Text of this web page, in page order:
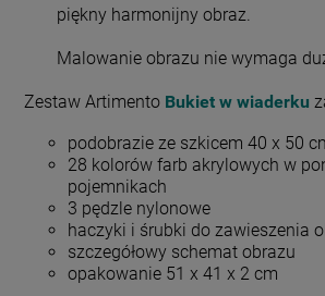
piękny harmonijny obraz.
Malowanie obrazu nie wymaga
Zestaw Artimento Bukiet w wiaderku
podobrazie ze szkicem 40 x 50
28 kolorów farb akrylowych w
pojemnikach
3 pędzle nylonowe
haczyki i śrubki do zawieszenia
szczegółowy schemat obrazu
opakowanie 51 x 41 x 2 cm